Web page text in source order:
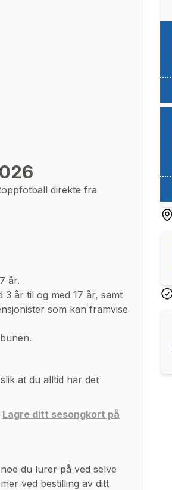
direkte fra
år.
år til og med 17 år, samt
som kan framvise
at du alltid har det
Lagre ditt sesongkort på
du lurer på ved selve
ved bestilling av ditt